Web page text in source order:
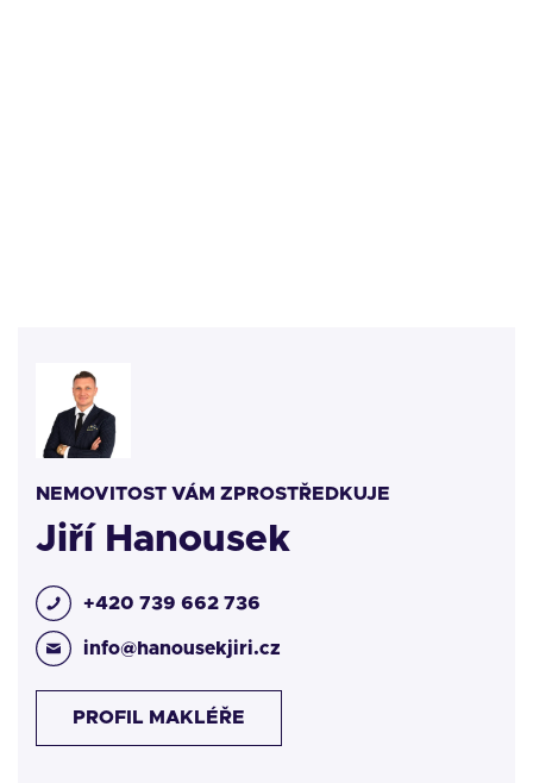
NEMOVITOST VÁM ZPROSTŘEDKUJE
Jiří Hanousek
+420 739 662 736
info@hanousekjiri.cz
PROFIL MAKLÉŘE